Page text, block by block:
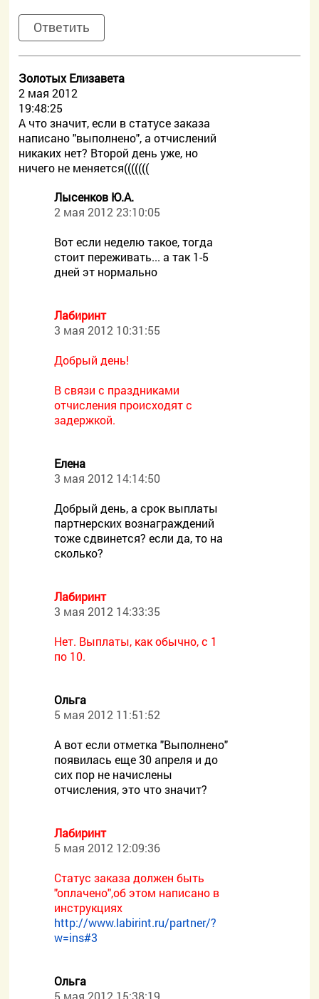
Ответить
Золотых Елизавета
2 мая 2012
19:48:25
А что значит, если в статусе заказа
написано "выполнено", а отчислений
никаких нет? Второй день уже, но
ничего не меняется(((((((
Лысенков Ю.А.
2 мая 2012 23:10:05
Вот если неделю такое, тогда
стоит переживать... а так 1-5
дней эт нормально
Лабиринт
3 мая 2012 10:31:55
Добрый день!
В связи с праздниками
отчисления происходят с
задержкой.
Елена
3 мая 2012 14:14:50
Добрый день, а срок выплаты
партнерских вознаграждений
тоже сдвинется? если да, то на
сколько?
Лабиринт
3 мая 2012 14:33:35
Нет. Выплаты, как обычно, с 1
по 10.
Ольга
5 мая 2012 11:51:52
А вот если отметка "Выполнено"
появилась еще 30 апреля и до
сих пор не начислены
отчисления, это что значит?
Лабиринт
5 мая 2012 12:09:36
Статус заказа должен быть
"оплачено",об этом написано в
инструкциях
http://www.labirint.ru/partner/?
w=ins#3
Ольга
5 мая 2012 15:38:19